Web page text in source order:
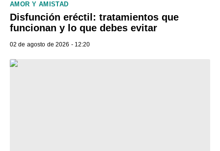
AMOR Y AMISTAD
Disfunción eréctil: tratamientos que
funcionan y lo que debes evitar
02 de agosto de 2026 - 12:20